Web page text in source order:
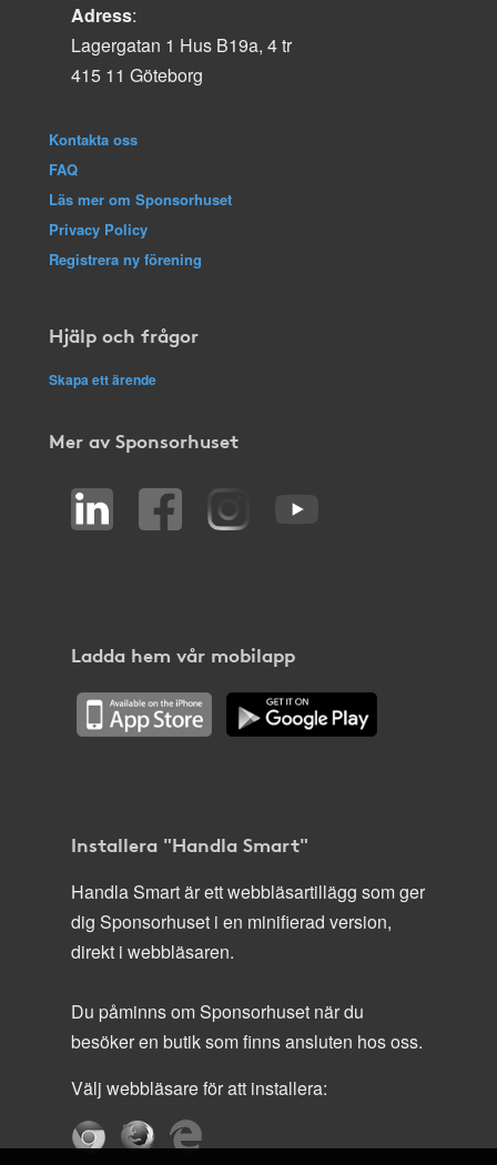
Adress:
Lagergatan 1 Hus B19a, 4 tr
415 11 Göteborg
Kontakta oss
FAQ
Läs mer om Sponsorhuset
Privacy Policy
Registrera ny förening
Hjälp och frågor
Skapa ett ärende
Mer av Sponsorhuset
Ladda hem vår mobilapp
Installera "Handla Smart"
Handla Smart är ett webbläsartillägg som ger
dig Sponsorhuset i en minifierad version,
direkt i webbläsaren.
Du påminns om Sponsorhuset när du
besöker en butik som finns ansluten hos oss.
Välj webbläsare för att installera: